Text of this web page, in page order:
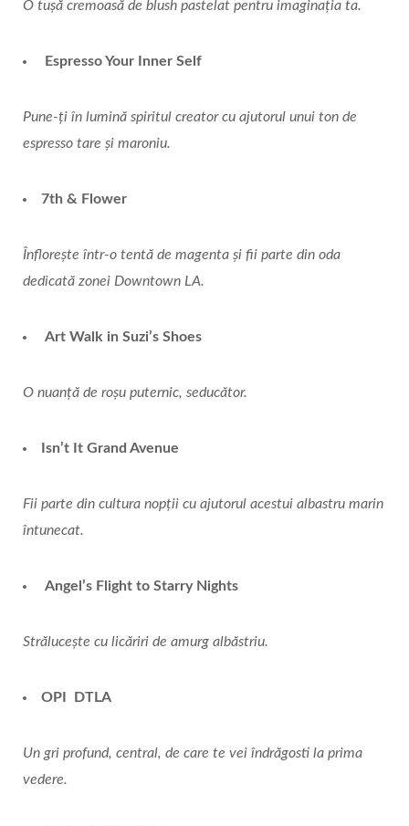
O tușă cremoasă de blush pastelat pentru imaginația ta.
Espresso Your Inner Self
Pune-ți în lumină spiritul creator cu ajutorul unui ton de
espresso tare și maroniu.
7th & Flower
Înflorește într-o tentă de magenta și fii parte din oda
dedicată zonei Downtown LA.
Art Walk in Suzi’s Shoes
O nuanță de roșu puternic, seducător.
Isn’t It Grand Avenue
Fii parte din cultura nopții cu ajutorul acestui albastru marin
întunecat.
Angel’s Flight to Starry Nights
Strălucește cu licăriri de amurg albăstriu.
OPI DTLA
Un gri profund, central, de care te vei îndrăgosti la prima
vedere.